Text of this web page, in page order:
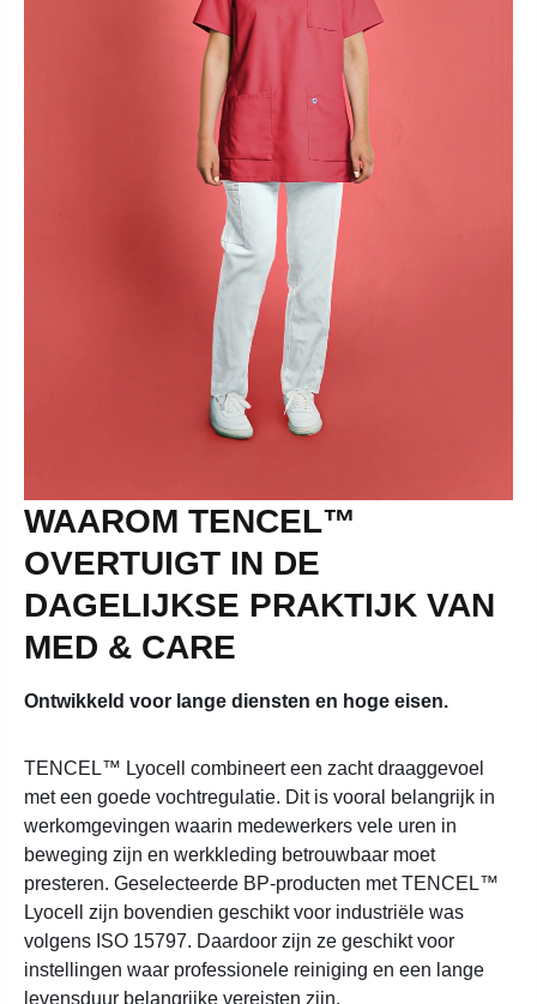
WAAROM TENCEL™
OVERTUIGT IN DE
DAGELIJKSE PRAKTIJK VAN
MED & CARE
Ontwikkeld voor lange diensten en hoge eisen.
TENCEL™ Lyocell combineert een zacht draaggevoel
met een goede vochtregulatie. Dit is vooral belangrijk in
werkomgevingen waarin medewerkers vele uren in
beweging zijn en werkkleding betrouwbaar moet
presteren. Geselecteerde BP-producten met TENCEL™
Lyocell zijn bovendien geschikt voor industriële was
volgens ISO 15797. Daardoor zijn ze geschikt voor
instellingen waar professionele reiniging en een lange
levensduur belangrijke vereisten zijn.